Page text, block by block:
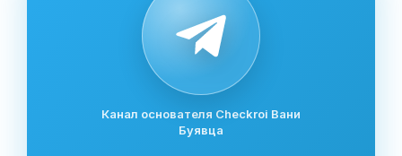
Канал основателя Checkroi Вани
Буявца